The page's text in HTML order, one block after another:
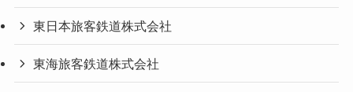
東日本旅客鉄道株式会社
東海旅客鉄道株式会社